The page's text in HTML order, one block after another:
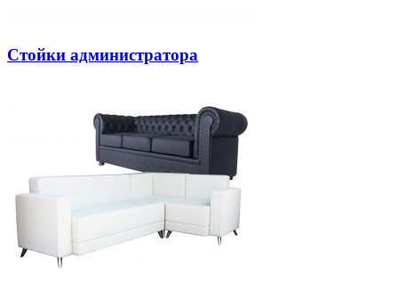
Стойки администратора